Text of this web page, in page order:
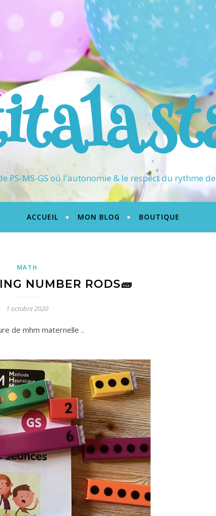
PS-MS-GS où l'autonomie & le respect du rythme
ACCUEIL MON BLOG BOUTIQUE
MATH
NUMBER RODS🧱
1 octobre 2020
de mhm maternelle ..